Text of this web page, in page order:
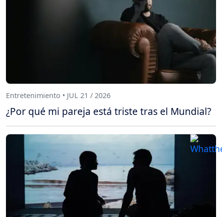
Entretenimiento • JUL 21 / 2026
¿Por qué mi pareja está triste tras el Mundial?